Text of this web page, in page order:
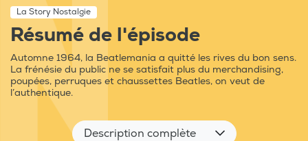
La Story Nostalgie
Résumé de l'épisode
Automne 1964, la Beatlemania a quitté les rives du bon sens.
La frénésie du public ne se satisfait plus du merchandising,
poupées, perruques et chaussettes Beatles, on veut de
l’authentique.
Description complète